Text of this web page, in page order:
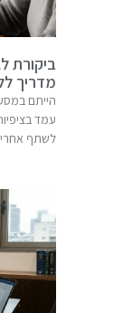
ביקורת
מדריך
הייתם
עמד
לשתף